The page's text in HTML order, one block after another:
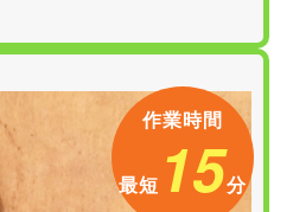
作業時間
最短 15分